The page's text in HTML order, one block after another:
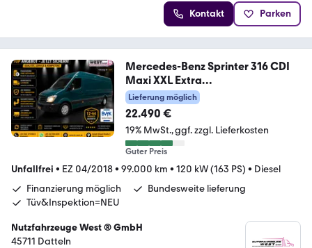
Kontakt Parken
Mercedes-Benz Sprinter 316 CDI
Maxi XXL Extra
Lang+Hoch*1.Hand
Lieferung möglich
22.490 €
19% MwSt. ggf. zzgl. Lieferkosten
Guter Preis
Unfallfrei • EZ 04/2018• 99.000 km • 120 kW (163 PS) • Diesel
Finanzierung möglich
Bundesweite lieferung
Tüv&Inspektion=NEU
Nutzfahrzeuge West ® GmbH
45711 Datteln